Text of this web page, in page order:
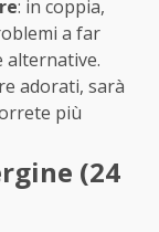
: in coppia,
a far
alternative.
adorati, sarà
più
(24